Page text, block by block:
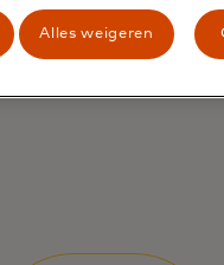
Alles weigeren